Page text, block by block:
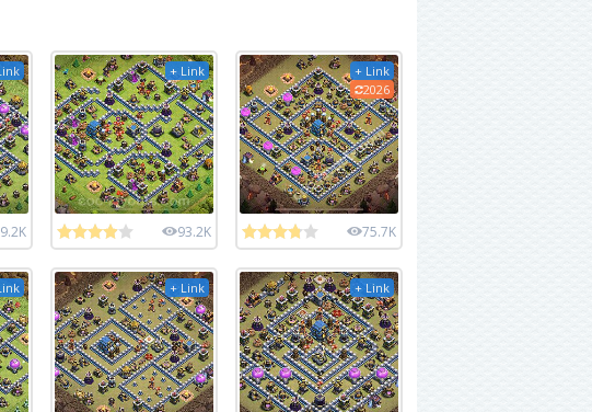
9.2K
+ Link
93.2K
+ Link
2026
75.7K
+ Link + Link